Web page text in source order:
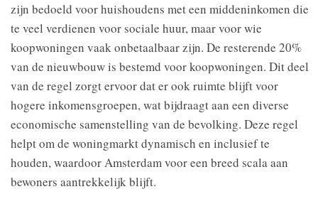
zijn bedoeld voor huishoudens met een middeninkomen die
te veel verdienen voor sociale huur, maar voor wie
koopwoningen vaak onbetaalbaar zijn. De resterende 20%
van de nieuwbouw is bestemd voor koopwoningen. Dit deel
van de regel zorgt ervoor dat er ook ruimte blijft voor
hogere inkomensgroepen, wat bijdraagt aan een diverse
economische samenstelling van de bevolking. Deze regel
helpt om de woningmarkt dynamisch en inclusief te
houden, waardoor Amsterdam voor een breed scala aan
bewoners aantrekkelijk blijft.